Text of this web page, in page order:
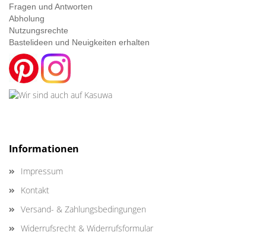
Fragen und Antworten
Abholung
Nutzungsrechte
Bastelideen und Neuigkeiten erhalten
Informationen
Impressum
Kontakt
Versand- & Zahlungsbedingungen
Widerrufsrecht & Widerrufsformular